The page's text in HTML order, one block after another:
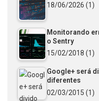
18/06/2026 (1)
Monitorando
o Sentry
15/02/2018 (1)
Google+ será
diferentes
02/03/2015 (1)